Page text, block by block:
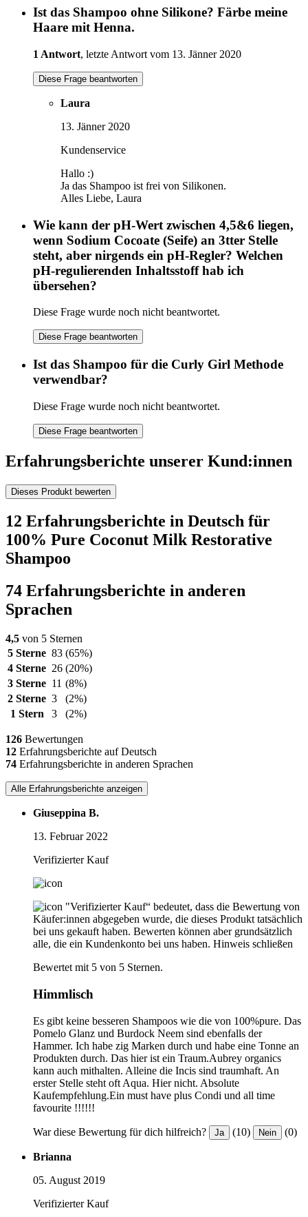
Ist das Shampoo ohne Silikone? Färbe meine
Haare mit Henna.
1 Antwort, letzte Antwort vom 13. Jänner 2020
Diese Frage beantworten
Laura
13. Jänner 2020
Kundenservice
Hallo :)
Ja das Shampoo ist frei von Silikonen.
Alles Liebe, Laura
Wie kann der pH-Wert zwischen 4,5&6 liegen,
wenn Sodium Cocoate (Seife) an 3tter Stelle
steht, aber nirgends ein pH-Regler? Welchen
pH-regulierenden Inhaltsstoff hab ich
übersehen?
Diese Frage wurde noch nicht beantwortet.
Diese Frage beantworten
Ist das Shampoo für die Curly Girl Methode
verwendbar?
Diese Frage wurde noch nicht beantwortet.
Diese Frage beantworten
Erfahrungsberichte unserer Kund:innen
Dieses Produkt bewerten
12 Erfahrungsberichte in Deutsch für
100% Pure Coconut Milk Restorative
Shampoo
74 Erfahrungsberichte in anderen
Sprachen
4,5 von 5 Sternen
5 Sterne 83 (65%)
4 Sterne 26 (20%)
3 Sterne 11 (8%)
2 Sterne 3
(2%)
1 Stern
3 (2%)
126 Bewertungen
12 Erfahrungsberichte auf Deutsch
74 Erfahrungsberichte in anderen Sprachen
Alle Erfahrungsberichte anzeigen
Giuseppina B.
13. Februar 2022
Verifizierter Kauf
"Verifizierter Kauf“ bedeutet, dass die Bewertung von
Käufer:innen abgegeben wurde, die dieses Produkt tatsächlich
bei uns gekauft haben. Bewerten können aber grundsätzlich
alle, die ein Kundenkonto bei uns haben. Hinweis schließen
Bewertet mit 5 von 5 Sternen.
Himmlisch
Es gibt keine besseren Shampoos wie die von 100%pure. Das
Pomelo Glanz und Burdock Neem sind ebenfalls der
Hammer. Ich habe zig Marken durch und habe eine Tonne an
Produkten durch. Das hier ist ein Traum.Aubrey organics
kann auch mithalten. Alleine die Incis sind traumhaft. An
erster Stelle steht oft Aqua. Hier nicht. Absolute
Kaufempfehlung.Ein must have plus Condi und all time
favourite !!!!!!
War diese Bewertung für dich hilfreich? Ja (10) Nein (0)
Brianna
05. August 2019
Verifizierter Kauf